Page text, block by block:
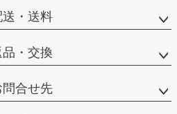
送・送料
品・交換
問合せ先